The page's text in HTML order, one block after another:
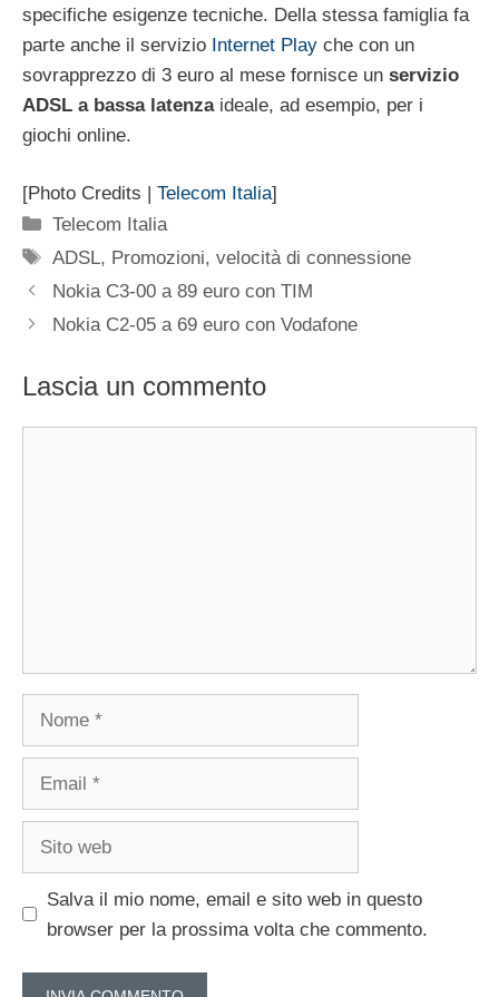
specifiche esigenze tecniche. Della stessa famiglia fa
parte anche il servizio Internet Play che con un
sovrapprezzo di 3 euro al mese fornisce un servizio
ADSL a bassa latenzaideale, ad esempio, per i
giochi online.
[Photo Credits | Telecom Italia]
Categorie
Telecom Italia
Tag
ADSL, Promozioni,velocità di connessione
Nokia C3-00 a 89 euro con TIM
Nokia C2-05 a 69 euro con Vodafone
Lascia un commento
Salva il mio nome, email e sito web in questo
browser per la prossima volta che commento.